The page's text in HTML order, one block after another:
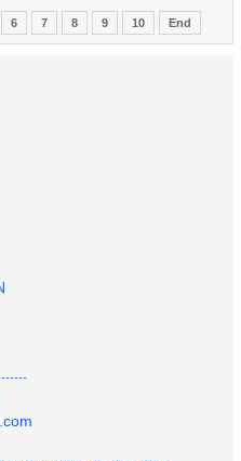
6 7 8 9 10 End
án ma túy ở TP.HCM, có
Ngọc Minh
hàng xóm tại chung cư ở Hà
ở Tây Ninh bị bắt sau 5 giờ
tạt sơn pha mắm tôm 3 căn